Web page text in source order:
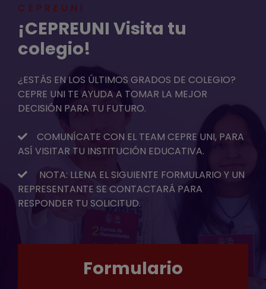
CEPREUNI
¡CEPREUNI Visita tu
colegio!
¿ESTÁS EN LOS ÚLTIMOS GRADOS DE COLEGIO?
CEPRE UNI TE AYUDA A TOMAR LA MEJOR
DECISIÓN PARA TU FUTURO.
COMUNÍCATE CON EL TEAM CEPRE UNI, PARA
ASÍ VISITAR TU INSTITUCIÓN EDUCATIVA.
NOTA: LLENA EL SIGUIENTE FORMULARIO Y UN
REPRESENTANTE SE CONTACTARÁ PARA
RESPONDER TU SOLICITUD.
Formulario